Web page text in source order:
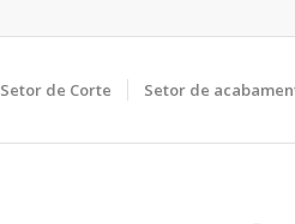
Setor de Corte Setor de